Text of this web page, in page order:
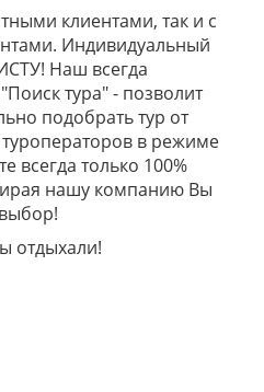
клиентами, так и с
Индивидуальный
Наш всегда
тура" - позволит
подобрать тур от
в режиме
всегда только 100%
нашу компанию Вы
отдыхали!